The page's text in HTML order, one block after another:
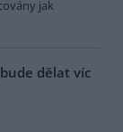
jak
dělat víc